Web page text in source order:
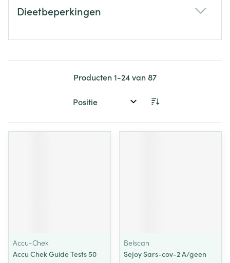
Dieetbeperkingen
Producten1-24van87
Sorteer op:
Accu-Chek
Accu Chek Guide Tests 50
Belscan
Sejoy Sars-cov-2 A/geen